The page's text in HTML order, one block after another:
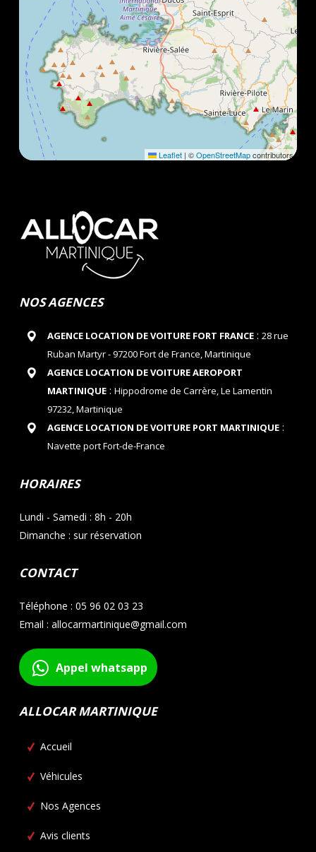
Leaflet | ©OpenStreetMapcontributors
NOS AGENCES
AGENCE LOCATION DE VOITURE FORT FRANCE: 28 rue
Ruban Martyr - 97200 Fort de France, Martinique
AGENCE LOCATION DE VOITURE AEROPORT
MARTINIQUE: Hippodrome de Carrère, Le Lamentin
97232, Martinique
AGENCE LOCATION DE VOITURE PORT MARTINIQUE:
Navette port Fort-de-France
HORAIRES
Lundi - Samedi : 8h - 20h
Dimanche : sur réservation
CONTACT
Téléphone : 05 96 02 03 23
Email : allocarmartinique@gmail.com
Appel whatsapp
ALLOCAR MARTINIQUE
Accueil
Véhicules
Nos Agences
Avis clients